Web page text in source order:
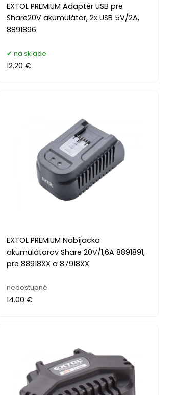
EXTOL PREMIUM Adaptér USB pre
Share20V akumulátor, 2x USB 5V/2A,
8891896
na sklade
12.20 €
EXTOL PREMIUM Nabíjacka
akumulátorov Share 20V/1,6A 8891891,
pre 88918XX a 87918XX
nedostupné
14.00 €